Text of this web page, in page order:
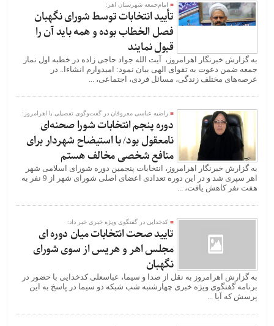
امام‌جمعه شهرستان اهر:
تأیید انتخابات توسط شورای نگهبان
فصل الخطاب بوده و همه باید آن را
قبول نمایند
به گزارش خبرنگار اهرامروز، آیت الله جواد حاجی زاده در خطبه اول نماز
جمعه ضمن دعوت به تقوای الهی بیان نمود: امیدوارم انشاءا.. در
عرصه‌های مختلف زندگی، مسائل فردی، اجتماعی، ...
راضیه عباسی معروفان در گفت‌وگوی تفصیلی با اهرامروز:
دوره پنجم انتخابات شورا صحنه‌ای
نامعقول بود/ با استیضاح شهردار برای
منافع شخصی مخالف هستم
به گزارش خبرنگار اهرامروز، انتخابات پنجمین دوره شورای اسلامی شهر
اهر سپری شد و در این دوره تعدادی اعضای اصلی شورای شهر از 9 نفر به
هفت نفر کاهش یافت، ...
کدخدایی در گفتگوی ویژه خبری خبر داد:
تایید صحت انتخابات میان دوره ای
مجلس اهر و هریس از سوی شورای
نگهبان
به گزارش اهرامروز به نقل از صدا و سیما، عباسعلی کدخدایی با حضور در
برنامه گفتگوی ویژه خبری چهارشنبه شب شبکه دو سیما در پاسخ به این
پرسش که آیا ...